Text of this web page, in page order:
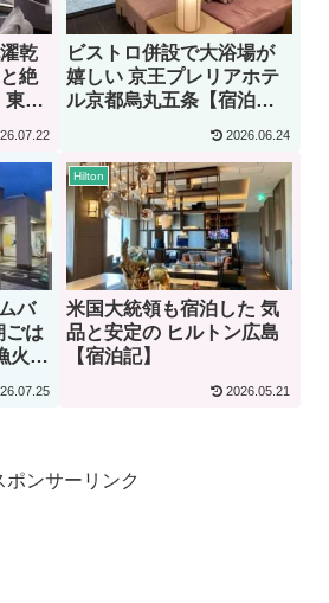
乾
絶
東急
ビストロ併設で大浴場が
嬉しい 京王プレリアホテ
ル京都烏丸五条【宿泊
2026.06.24
バ
ごは
Hilton
米国大統領も宿泊した 気
品と安定の ヒルトン広島
【宿泊記】
2026.05.21
ポンサーリンク